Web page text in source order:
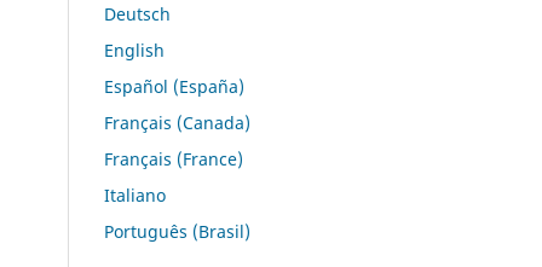
Deutsch
English
Español (España)
Français (Canada)
Français (France)
Italiano
Português (Brasil)